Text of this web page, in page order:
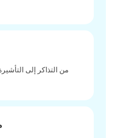
من التذاكر إلى